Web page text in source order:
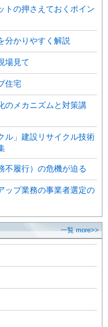
トの押さえておくポイン
分かりやすく解説
場見て
住宅
のメカニズムと対策講
ル」建設リサイクル技術
不履行）の危機が迫る
ップ業務の事業者選定の
一覧 more>>